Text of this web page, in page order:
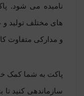
نامیده می شود.
های مختلف تولید
و مدارکی متفاوت
پاکت به شما کمک
سازماندهی کنید تا